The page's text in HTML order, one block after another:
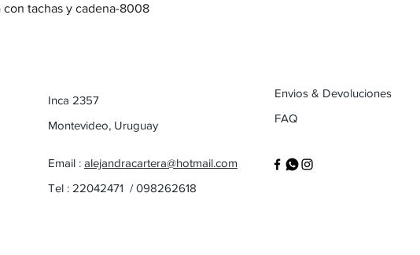
con tachas y cadena-8008
Inca 2357
Montevideo, Uruguay
Email : alejandracartera@hotmail.com
Tel : 22042471 / 098262618
Envios & Devoluciones
FAQ